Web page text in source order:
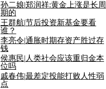
孙二娘|郑润祥:黄金上涨是长周
期的
王群航|节后投资新基金要看
谁？
李亮令|通胀时期存资产胜过存
钱
侯惠民| 人类社会应该重归金本
位吗
戚春伟|最差定投能打败人性弱
点